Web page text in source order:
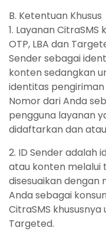
B. Ketentuan Khusus
1. Layanan CitraSMS
OTP, LBA dan
Sender sebagai
konten sedangkan
identitas
Nomor dari Anda
pengguna layanan
didaftarkan dan
2. ID Sender adalah
atau konten melalui
disesuaikan dengan
Anda sebagai
CitraSMS khususnya
Targeted.